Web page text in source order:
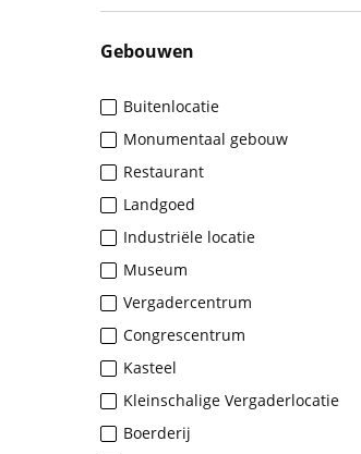
Gebouwen
Buitenlocatie
Monumentaal gebouw
Restaurant
Landgoed
Industriële locatie
Museum
Vergadercentrum
Congrescentrum
Kasteel
Kleinschalige Vergaderlocatie
Boerderij